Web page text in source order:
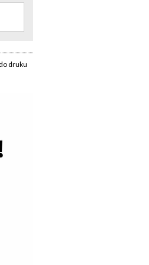
druku